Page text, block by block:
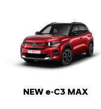
NEW e-C3 MAX